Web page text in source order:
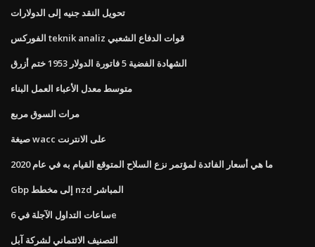
تحويل النقد جنيه إلى الدولارات
الفوركس teknik analiz قوات الدفاع الشعبي
الشهادة الفضية 5 فاتورة الدولار 1953 ختم أزرق
متوسط ​​معدل الأعباء العمل البناء
مرات السوق مربع
صيغة wacc على الانترنت
ما هي أسعار الفائدة لمؤتمر نزع السلاح المتوقع القيام به في عام 2020
Gbp إلى مخطط nzd المباشر
ساعات التداول الآجلة في 6e
التصنيف الائتماني لشركة آبل